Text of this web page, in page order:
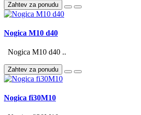
Zahtev za ponudu
Nogica M10 d40
Nogica M10 d40 ..
Zahtev za ponudu
Nogica fi30M10